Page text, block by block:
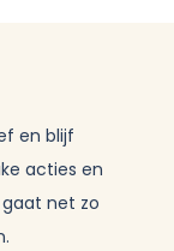
en blijf
acties en
net zo